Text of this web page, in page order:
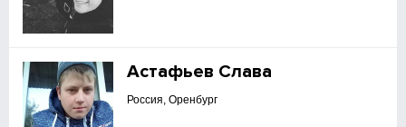
Астафьев Слава
Россия, Оренбург